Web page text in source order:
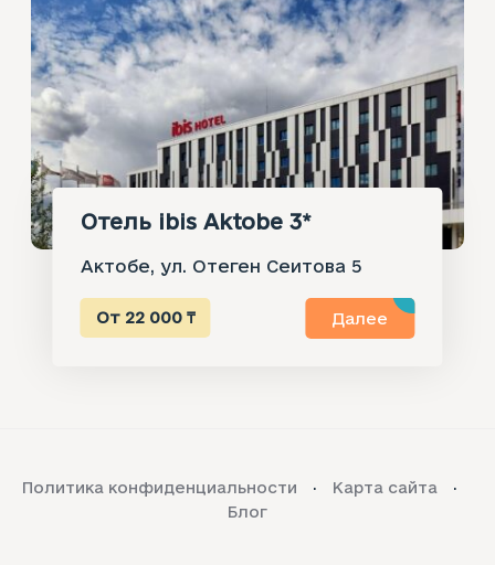
Отель ibis Aktobe 3*
Актобе, ул. Отеген Сеитова 5
От 22 000 ₸ Далее
Политика конфиденциальности
Карта сайта
Блог